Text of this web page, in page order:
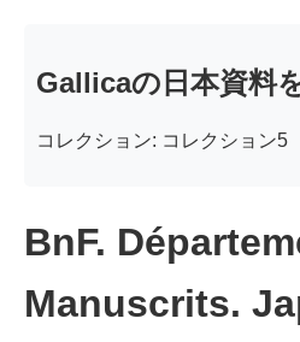
Gallicaの日本資料
コレクション: コレクション5
BnF.
Manuscrits.